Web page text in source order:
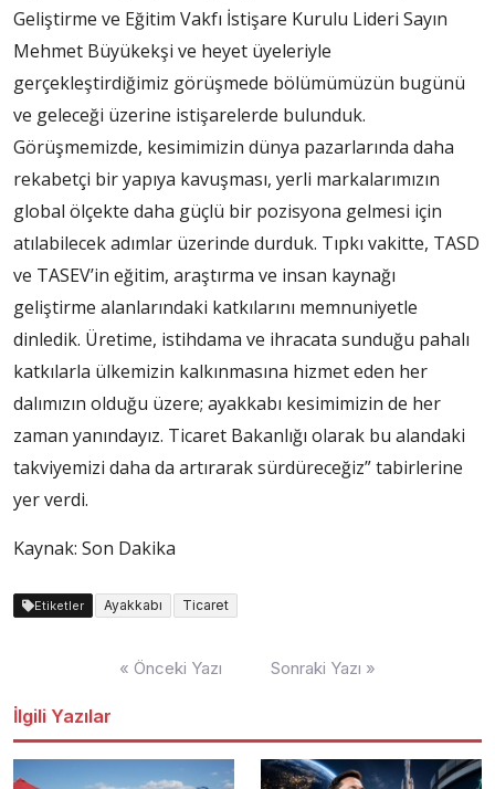
Geliştirme ve Eğitim Vakfı İstişare Kurulu Lideri Sayın
Mehmet Büyükekşi ve heyet üyeleriyle
gerçekleştirdiğimiz görüşmede bölümümüzün bugünü
ve geleceği üzerine istişarelerde bulunduk.
Görüşmemizde, kesimimizin dünya pazarlarında daha
rekabetçi bir yapıya kavuşması, yerli markalarımızın
global ölçekte daha güçlü bir pozisyona gelmesi için
atılabilecek adımlar üzerinde durduk. Tıpkı vakitte, TASD
ve TASEV’in eğitim, araştırma ve insan kaynağı
geliştirme alanlarındaki katkılarını memnuniyetle
dinledik. Üretime, istihdama ve ihracata sunduğu pahalı
katkılarla ülkemizin kalkınmasına hizmet eden her
dalımızın olduğu üzere; ayakkabı kesimimizin de her
zaman yanındayız. Ticaret Bakanlığı olarak bu alandaki
takviyemizi daha da artırarak sürdüreceğiz” tabirlerine
yer verdi.
Kaynak: Son Dakika
Etiketler Ayakkabı Ticaret
« Önceki Yazı Sonraki Yazı »
İlgili Yazılar